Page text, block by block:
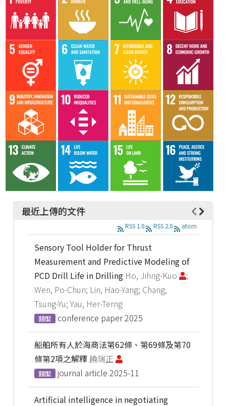
最近上傳的文件
RSS 1.0 RSS 2.0 atom
Sensory Tool Holder for Thrust
Measurement and Predictive Modeling of
PCD Drill Life in Drilling Ho, Jihng-Kuo
;
Wen, Po-Chun; Lin, Hao-Yang; Chang,
Tsung-Yu; Yau, Her-Terng
類型 conference paper2025
船舶所有人於海商法第62條、第69條及第70
條第2項之解釋饒瑞正
類型 journal article 2025-11
Artificial intelligence in negotiating